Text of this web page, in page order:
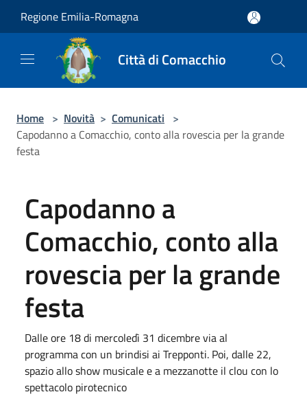
Regione Emilia-Romagna
Città di Comacchio
Home > Novità > Comunicati >
Capodanno a Comacchio, conto alla rovescia per la grande
festa
Capodanno a
Comacchio, conto alla
rovescia per la grande
festa
Dalle ore 18 di mercoledì 31 dicembre via al
programma con un brindisi ai Trepponti. Poi, dalle 22,
spazio allo show musicale e a mezzanotte il clou con lo
spettacolo pirotecnico